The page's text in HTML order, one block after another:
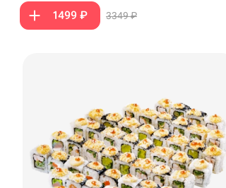
1499 ₽ 3349 ₽